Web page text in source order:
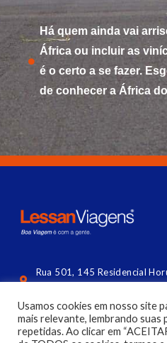
Há quem ainda vai
África ou incluir as
é o certo a se fazer.
de conhecer a África
Rua 501, 145 Residencial
contato@lessan.com.br
Usamos cookies em nosso site
mais relevante, lembrando suas
repetidas. Ao clicar em